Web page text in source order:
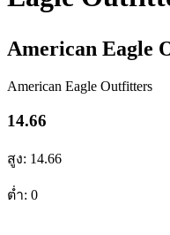
American Eagle
American Eagle Outfitters
14.66
สูง: 14.66
ต่ำ: 0